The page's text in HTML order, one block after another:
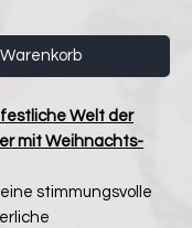
Welt der
mit Weihnachts-
stimmungsvolle